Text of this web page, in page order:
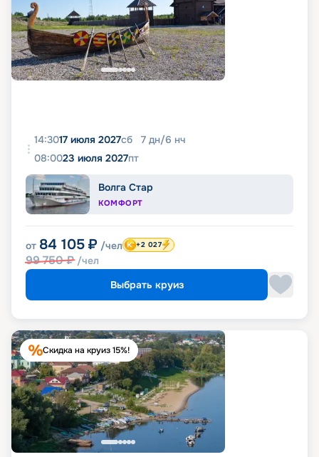
14:3017 июля 2027сб 7 дн/6 нч
08:0023 июля 2027пт
Волга Стар
КОМФОРТ
от 84 105 ₽ /чел
99 750₽ /чел
+2 027
Выбрать круиз
Скидка на круиз 15%!